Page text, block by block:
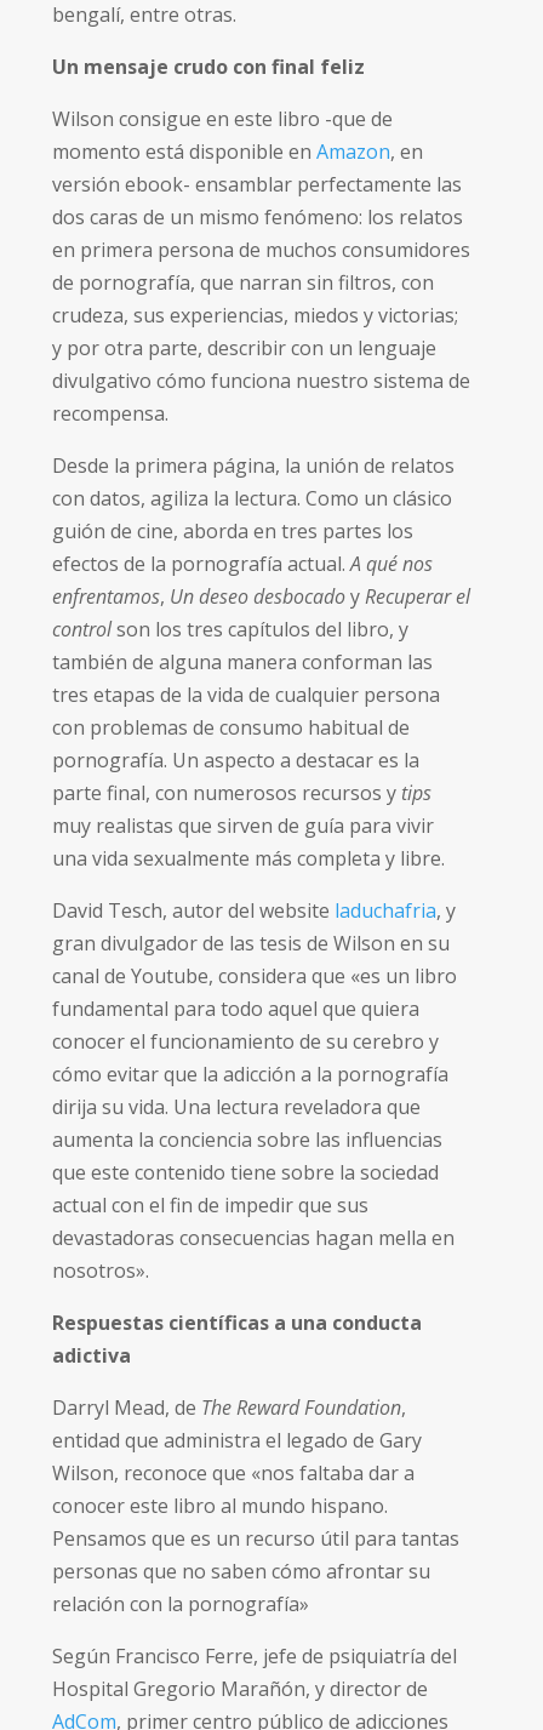
bengalí, entre otras.
Un mensaje crudo con final feliz
Wilson consigue en este libro -que de
momento está disponible enAmazon, en
versión ebook- ensamblar perfectamente las
dos caras de un mismo fenómeno: los relatos
en primera persona de muchos consumidores
de pornografía, que narran sin filtros, con
crudeza, sus experiencias, miedos y victorias;
y por otra parte, describir con un lenguaje
divulgativo cómo funciona nuestro sistema de
recompensa.
Desde la primera página, la unión de relatos
con datos, agiliza la lectura. Como un clásico
guión de cine, aborda en tres partes los
efectos de la pornografía actual.A qué nos
enfrentamos, Un deseo desbocadoyRecuperar el
controlson los tres capítulos del libro, y
también de alguna manera conforman las
tres etapas de la vida de cualquier persona
con problemas de consumo habitual de
pornografía. Un aspecto a destacar es la
parte final, con numerosos recursos y tips
muy realistas que sirven de guía para vivir
una vida sexualmente más completa y libre.
David Tesch, autor del website laduchafria, y
gran divulgador de las tesis de Wilson en su
canal de Youtube, considera que «es un libro
fundamental para todo aquel que quiera
conocer el funcionamiento de su cerebro y
cómo evitar que la adicción a la pornografía
dirija su vida. Una lectura reveladora que
aumenta la conciencia sobre las influencias
que este contenido tiene sobre la sociedad
actual con el fin de impedir que sus
devastadoras consecuencias hagan mella en
nosotros».
Respuestas científicas a una conducta
adictiva
Darryl Mead, de The Reward Foundation,
entidad que administra el legado de Gary
Wilson, reconoce que «nos faltaba dar a
conocer este libro al mundo hispano.
Pensamos que es un recurso útil para tantas
personas que no saben cómo afrontar su
relación con la pornografía»
Según Francisco Ferre, jefe de psiquiatría del
Hospital Gregorio Marañón, y director de
AdCom, primer centro público de adicciones